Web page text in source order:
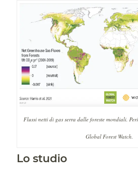
Flussi netti di gas serra dalle foreste mondiali.
Global Forest Watch.
Lo studio